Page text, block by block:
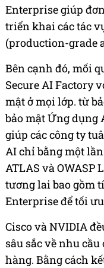
Enterprise giúp
triển khai các tác
(production-grade
Bên cạnh đó, mối
Secure AI Factory
mật ở mọi lớp. từ
bảo mật Ứng dụng
giúp các công ty
AI chỉ bằng một
ATLAS và OWASP
tương lai bao gồm
Enterprise để tối
Cisco và NVIDIA
sâu sắc về nhu
hàng. Bằng cách